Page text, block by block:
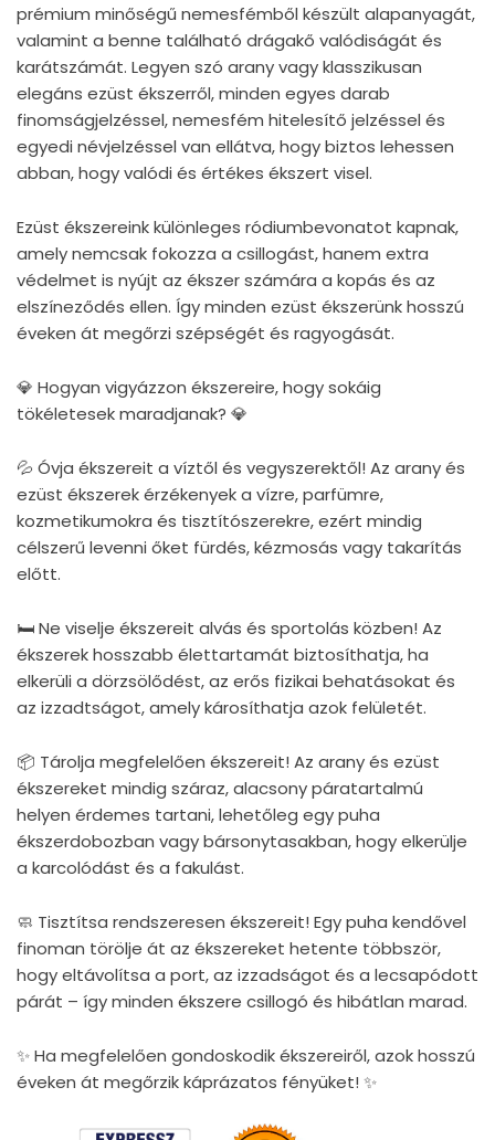
prémium minőségű nemesfémből készült alapanyagát,
valamint a benne található drágakő valódiságát és
karátszámát. Legyen szó arany vagy klasszikusan
elegáns ezüst ékszerről, minden egyes darab
finomságjelzéssel, nemesfém hitelesítő jelzéssel és
egyedi névjelzéssel van ellátva, hogy biztos lehessen
abban, hogy valódi és értékes ékszert visel.
Ezüst ékszereink különleges ródiumbevonatot kapnak,
amely nemcsak fokozza a csillogást, hanem extra
védelmet is nyújt az ékszer számára a kopás és az
elszíneződés ellen. Így minden ezüst ékszerünk hosszú
éveken át megőrzi szépségét és ragyogását.
💎 Hogyan vigyázzon ékszereire, hogy sokáig
tökéletesek maradjanak? 💎
💦 Óvja ékszereit a víztől és vegyszerektől! Az arany és
ezüst ékszerek érzékenyek a vízre, parfümre,
kozmetikumokra és tisztítószerekre, ezért mindig
célszerű levenni őket fürdés, kézmosás vagy takarítás
előtt.
🛏 Ne viselje ékszereit alvás és sportolás közben! Az
ékszerek hosszabb élettartamát biztosíthatja, ha
elkerüli a dörzsölődést, az erős fizikai behatásokat és
az izzadtságot, amely károsíthatja azok felületét.
📦 Tárolja megfelelően ékszereit! Az arany és ezüst
ékszereket mindig száraz, alacsony páratartalmú
helyen érdemes tartani, lehetőleg egy puha
ékszerdobozban vagy bársonytasakban, hogy elkerülje
a karcolódást és a fakulást.
🧼 Tisztítsa rendszeresen ékszereit! Egy puha kendővel
finoman törölje át az ékszereket hetente többször,
hogy eltávolítsa a port, az izzadságot és a lecsapódott
párát – így minden ékszere csillogó és hibátlan marad.
✨ Ha megfelelően gondoskodik ékszereiről, azok hosszú
éveken át megőrzik káprázatos fényüket! ✨